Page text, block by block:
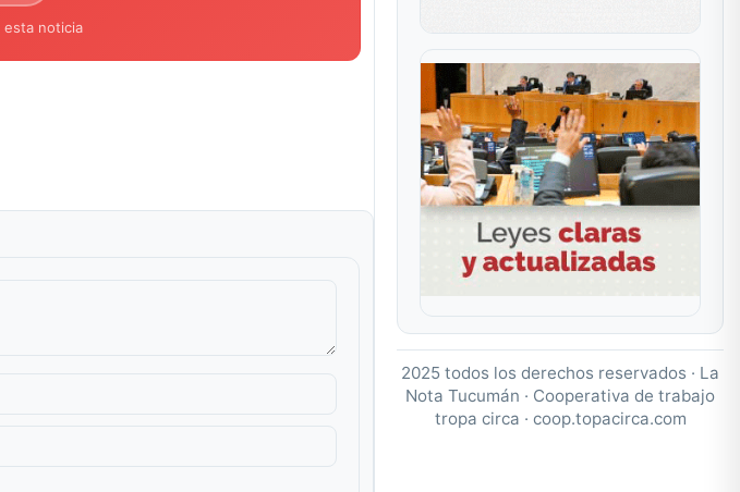
esta noticia
2025 todos los derechos reservados · La
Nota Tucumán · Cooperativa de trabajo
tropa circa · coop.topacirca.com